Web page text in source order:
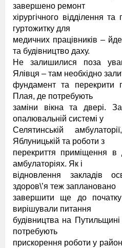
завершено ремонт
хірургічного відділення
гуртожитку для
медичних працівників –
та будівництво даху.
Не залишилися поза
Ялівця – там необхідно
фундамент та перекрити
Плая, де потребують
заміни вікна та двері.
опалювальній системі у
Селятинській
Яблуницькій та роботи з
перекриття приміщення в
амбулаторіях. Як і
відновлення закладів
здоров\’я теж заплановано
завершити ще до
вирішували питання
будівництва на Путильщині
потребують
прискорення роботи у